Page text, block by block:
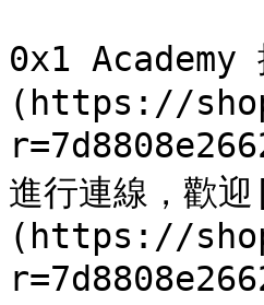
0x1 Academy
(https://
進行連線，歡
(https://